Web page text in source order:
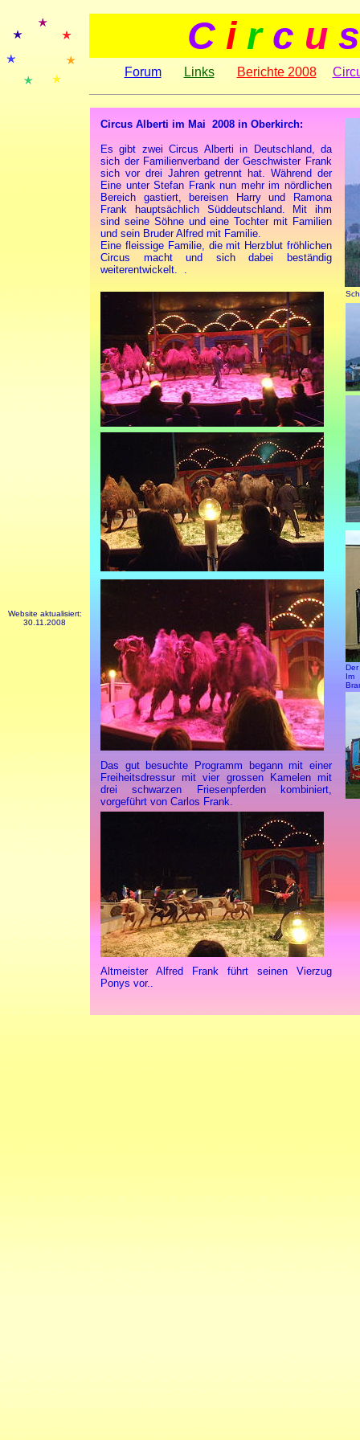
Website aktualisiert:
30.11.2008
C i r c u s
Forum Links Berichte 2008
Circus Alberti im Mai 2008 in Oberkirch:
Es gibt zwei Circus Alberti in Deutschland, da
sich der Familienverband der Geschwister Frank
sich vor drei Jahren getrennt hat. Während der
Eine unter Stefan Frank nun mehr im nördlichen
Bereich gastiert, bereisen Harry und Ramona
Frank hauptsächlich Süddeutschland. Mit ihm
sind seine Söhne und eine Tochter mit Familien
und sein Bruder Alfred mit Familie.
Eine fleissige Familie, die mit Herzblut fröhlichen
Circus macht und sich dabei beständig
weiterentwickelt. .
Das gut besuchte Programm begann mit einer
Freiheitsdressur mit vier grossen Kamelen mit
drei schwarzen Friesenpferden kombiniert,
vorgeführt von Carlos Frank.
Altmeister Alfred Frank führt seinen Vierzug
Ponys vor..
Im